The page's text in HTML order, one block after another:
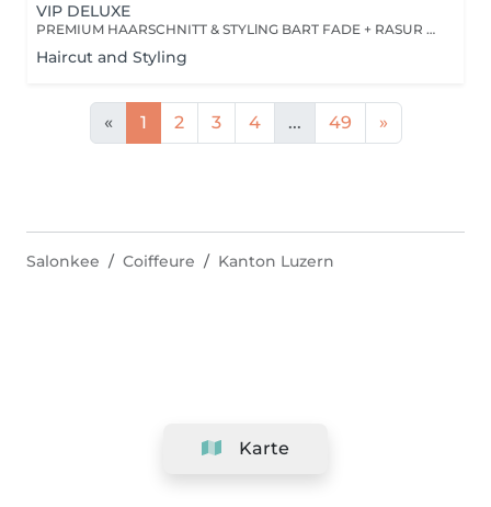
VIP DELUXE
PREMIUM HAARSCHNITT & STYLlNG BART FADE + RASUR GESICHTSMASKE (BLACK MASK) KOPFMASSAGE NACKENRASUR GETRÄNK VIP SERVICE (PRIORITÄT)
Haircut and Styling
« 1 2 3 4 ... 49 »
Karte
Salonkee Coiffeure Kanton Luzern